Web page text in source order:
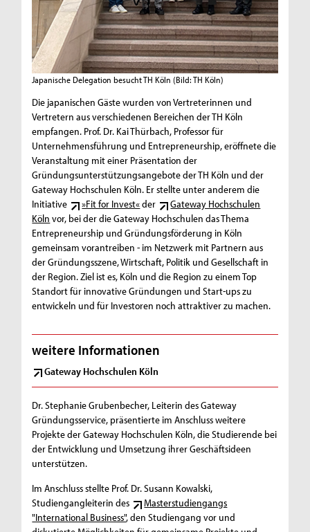
Japanische Delegation besucht TH Köln (Bild: TH Köln)
Die japanischen Gäste wurden von Vertreterinnen und
Vertretern aus verschiedenen Bereichen der TH Köln
empfangen. Prof. Dr. Kai Thürbach, Professor für
Unternehmensführung und Entrepreneurship, eröffnete die
Veranstaltung mit einer Präsentation der
Gründungsunterstützungsangebote der TH Köln und der
Gateway Hochschulen Köln. Er stellte unter anderem die
Initiative
»Fit for Invest«der
Gateway Hochschulen
Köln vor, bei der die Gateway Hochschulen das Thema
Entrepreneurship und Gründungsförderung in Köln
gemeinsam vorantreiben - im Netzwerk mit Partnern aus
der Gründungsszene, Wirtschaft, Politik und Gesellschaft in
der Region. Ziel ist es, Köln und die Region zu einem Top
Standort für innovative Gründungen und Start-ups zu
entwickeln und für Investoren noch attraktiver zu machen.
weitere Informationen
Gateway Hochschulen Köln
Dr. Stephanie Grubenbecher, Leiterin des Gateway
Gründungsservice, präsentierte im Anschluss weitere
Projekte der Gateway Hochschulen Köln, die Studierende bei
der Entwicklung und Umsetzung ihrer Geschäftsideen
unterstützen.
Im Anschluss stellte Prof. Dr. Susann Kowalski,
Studiengangleiterin des
Masterstudiengangs
"International Business", den Studiengang vor und